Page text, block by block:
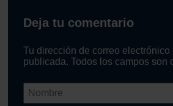
Deja tu comentario
Tu dirección de correo electrónico
publicada. Todos los campos son